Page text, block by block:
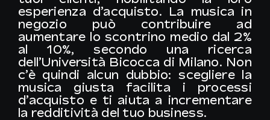
esperienza d’acquisto. La musica in
negozio può contribuire ad
aumentare lo scontrino medio dal 2%
al 10%, secondo una ricerca
dell’Università Bicocca di Milano. Non
c’è quindi alcun dubbio: scegliere la
musica giusta facilita i processi
d’acquisto e ti aiuta a incrementare
la redditività del tuo business.